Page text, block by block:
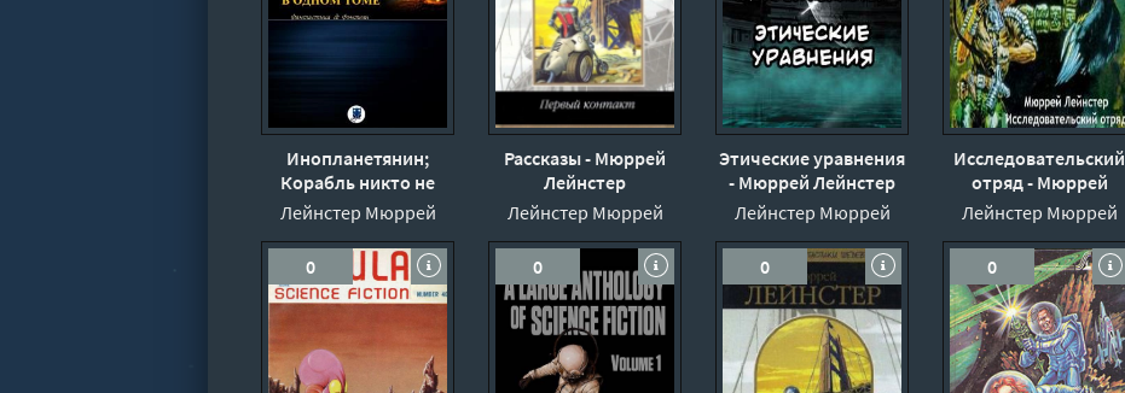
Инопланетянин;
Корабль никто не
видел; Помехи;
Простое решение -
Мюррей Лейнстер
Лейнстер Мюррей
Рассказы - Мюррей
Лейнстер
Лейнстер Мюррей
Этические уравнения
- Мюррей Лейнстер
Лейнстер Мюррей
Исследовательский
отряд - Мюррей
Лейнстер
Лейнстер Мюррей
0 0 0 0